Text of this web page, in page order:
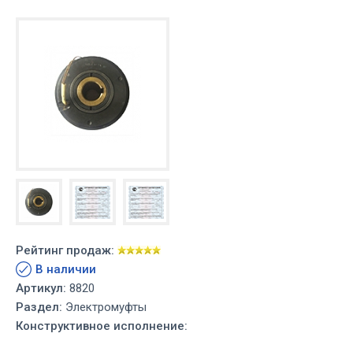
Рейтинг продаж:
В наличии
Артикул: 8820
Раздел: Электромуфты
Конструктивное исполнение: